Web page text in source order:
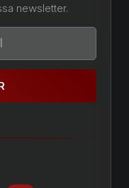
newsletter.